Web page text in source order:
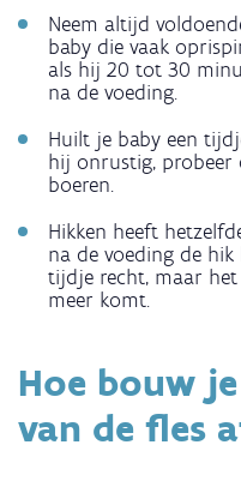
Neem altijd
baby die vaak
als hij 20 tot 30
na de voeding.
Huilt je baby een
hij onrustig,
boeren.
Hikken heeft
na de voeding de
tijdje recht, maar
meer komt.
Hoe bouw
van de fles